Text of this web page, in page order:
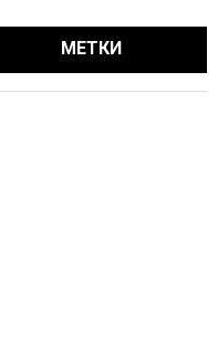
МЕТКИ